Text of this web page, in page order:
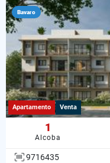
Bavaro
Apartamento Venta
1
Alcoba
9716435